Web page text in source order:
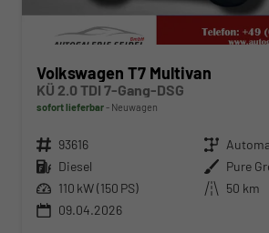
Volkswagen T7 Multivan
KÜ 2.0 TDI 7-Gang-DSG
sofort lieferbar Neuwagen
Fahrzeugnr. 93616 Getriebe
Kraftstoff Diesel Außenfarbe Pure
Leistung 110 kW (150 PS) Kilometerstand 50 km
09.04.2026